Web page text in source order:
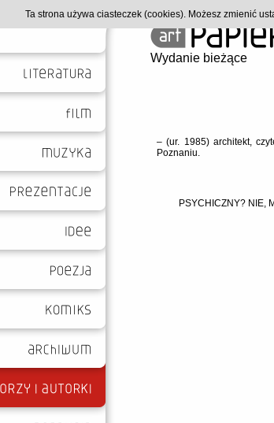
Wydanie bieżące
– (ur. 1985) architekt,
Poznaniu.
PSYCHICZNY? NIE,
Ta strona używa ciasteczek (cookies). Możesz zmienić